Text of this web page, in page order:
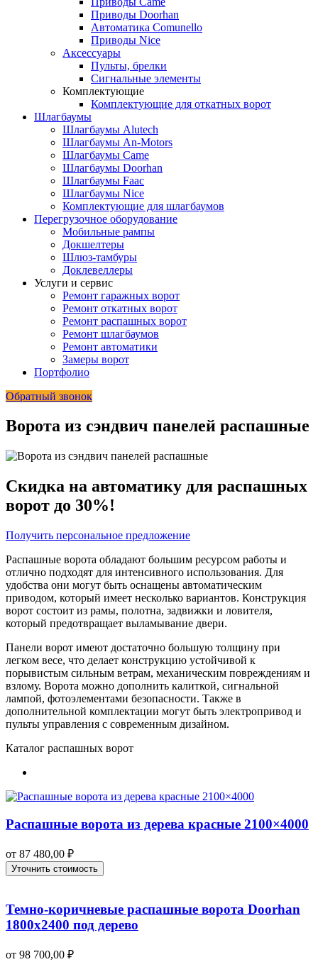
Приводы Doorhan
Автоматика Comunello
Приводы Nice
Аксессуары
Пульты, брелки
Сигнальные элементы
Комплектующие
Комплектующие для откатных ворот
Шлагбаумы
Шлагбаумы Alutech
Шлагбаумы An-Motors
Шлагбаумы Came
Шлагбаумы Doorhan
Шлагбаумы Faac
Шлагбаумы Nice
Комплектующие для шлагбаумов
Перегрузочное оборудование
Мобильные рампы
Докшелтеры
Шлюз-тамбуры
Доклевеллеры
Услуги и сервис
Ремонт гаражных ворот
Ремонт откатных ворот
Ремонт распашных ворот
Ремонт шлагбаумов
Ремонт автоматики
Замеры ворот
Портфолио
Обратный звонок
Ворота из сэндвич панелей распашные
Скидка на автоматику для распашных
ворот до 30%!
Получить персональное предложение
Распашные ворота обладают большим ресурсом работы и
отлично подходят для интенсивного использования. Для
удобства они могут быть оснащены автоматическим
приводом, который имеет несколько вариантов. Конструкция
ворот состоит из рамы, полотна, задвижки и ловителя,
который предотвращает выламывание двери.
Панели ворот имеют достаточно большую толщину при
легком весе, что делает конструкцию устойчивой к
порывистым сильным ветрам, механическим повреждениям и
взлому. Ворота можно дополнить калиткой, сигнальной
лампой, фотоэлементами безопасности. Также в
дополнительной комплектации могут быть электропривод и
пульты управления с современным дизайном.
Каталог распашных ворот
Распашные ворота из дерева красные 2100×4000
от 87 480,00 ₽
Уточнить стоимость
Темно-коричневые распашные ворота Doorhan
1800х2400 под дерево
от 98 700,00 ₽